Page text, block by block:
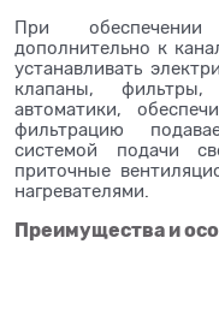
При
дополнительно к
устанавливать
клапаны,
автоматики,
фильтрацию
системой подачи
приточные
нагревателями.
Преимущества и